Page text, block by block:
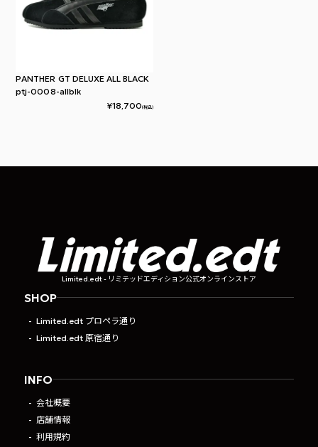
PANTHER GT DELUXE ALL BLACK
ptj-0008-allblk
¥18,700(税込)
Limited.edt - リミテッドエディション公式オンラインストア
SHOP
Limited.edt プロペラ通り
Limited.edt 原宿通り
INFO
会社概要
店舗情報
利用規約